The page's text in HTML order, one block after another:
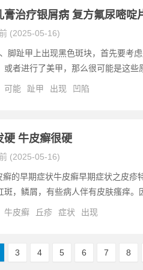
膏治疗银屑病 复方氟尿嘧啶
(2025-05-16)
脚趾甲上出现黑色斑块，首先要考
或者进行了美甲，那么很可能是这些
可能 趾甲 出现 凹陷
硬 牛皮癣很硬
(2025-05-16)
的早期症状牛皮癣早期症状之皮疹
，鳞屑，有些病人伴有皮肤瘙痒。
牛皮癣 丘疹 症状 出现
3 4 5 6 7 8